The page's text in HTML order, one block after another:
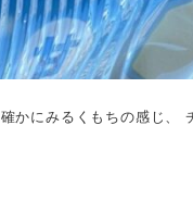
確かにみるくもちの感じ、